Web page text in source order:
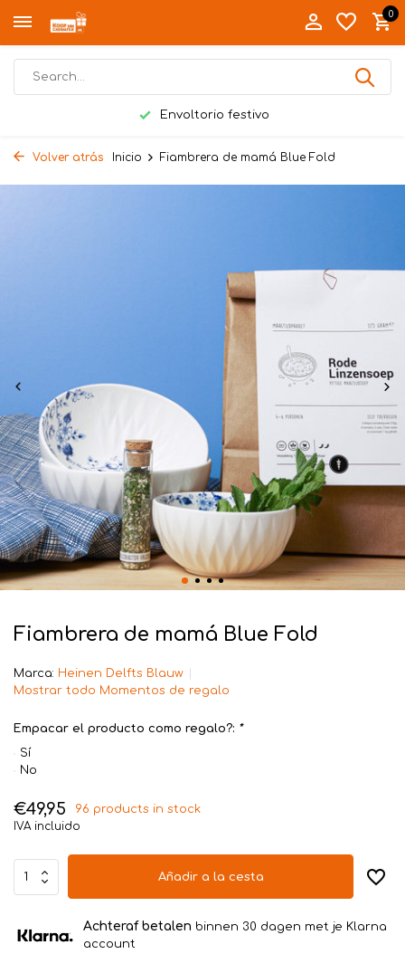
0
Envoltorio festivo
Volver atrás Inicio Fiambrera de mamá Blue Fold
Fiambrera de mamá Blue Fold
Marca: Heinen Delfts Blauw
Mostrar todo Momentos de regalo
Empacar el producto como regalo?: *
Sí
No
€49,95
96 products in stock
IVA incluido
Añadir a la cesta
Achteraf betalen binnen 30 dagen met je Klarna
account